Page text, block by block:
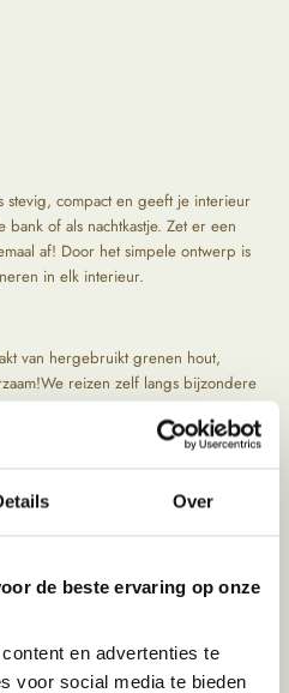
Over
de beste ervaring op onze
en advertenties te
voor social media te bieden
stevig, compact en geeft je interieur
of als nachtkastje. Zet er een
af! Door het simpele ontwerp is
in elk interieur.
van hergebruikt grenen hout,
reizen zelf langs bijzondere
Tijdens het zoeken naar die
en oorsprong. De producten
Hout